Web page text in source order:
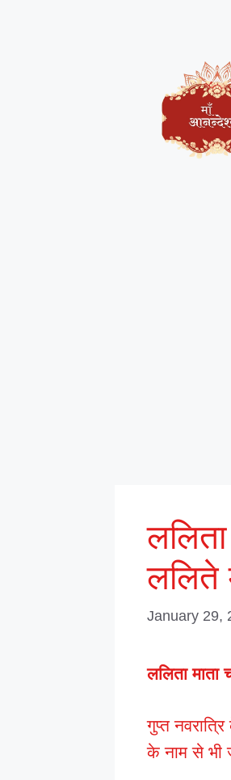
ललिते
January 29,
ललिता माता
गुप्त
के नाम से भी